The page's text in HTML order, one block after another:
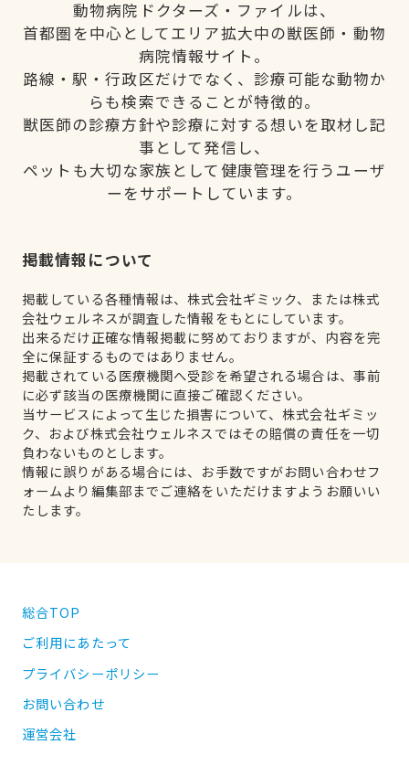
動物病院ドクターズ・ファイルは、
首都圏を中心としてエリア拡大中の獣医師・動物
病院情報サイト。
路線・駅・行政区だけでなく、診療可能な動物か
らも検索できることが特徴的。
獣医師の診療方針や診療に対する想いを取材し記
事として発信し、
ペットも大切な家族として健康管理を行うユーザ
ーをサポートしています。
掲載情報について
掲載している各種情報は、株式会社ギミック、または株式
会社ウェルネスが調査した情報をもとにしています。
出来るだけ正確な情報掲載に努めておりますが、内容を完
全に保証するものではありません。
掲載されている医療機関へ受診を希望される場合は、事前
に必ず該当の医療機関に直接ご確認ください。
当サービスによって生じた損害について、株式会社ギミッ
ク、および株式会社ウェルネスではその賠償の責任を一切
負わないものとします。
情報に誤りがある場合には、お手数ですがお問い合わせフ
ォームより編集部までご連絡をいただけますようお願いい
たします。
総合TOP
ご利用にあたって
プライバシーポリシー
お問い合わせ
運営会社